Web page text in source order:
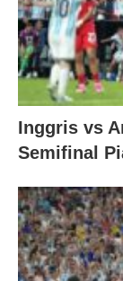
Inggris vs
Semifinal